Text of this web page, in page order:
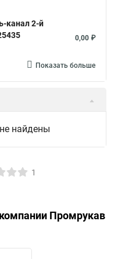
канал 2-й
0,00 ₽
Показать больше
найдены
1
Промрукав